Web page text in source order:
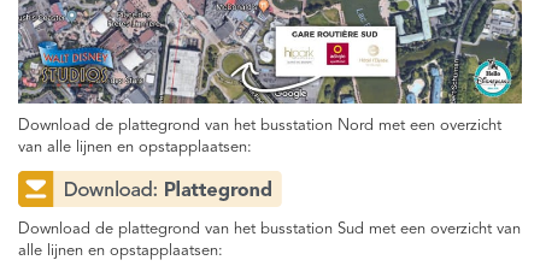
Download de plattegrond van het busstation Nord met een overzicht
van alle lijnen en opstapplaatsen:
Download de plattegrond van het busstation Sud met een overzicht van
alle lijnen en opstapplaatsen: